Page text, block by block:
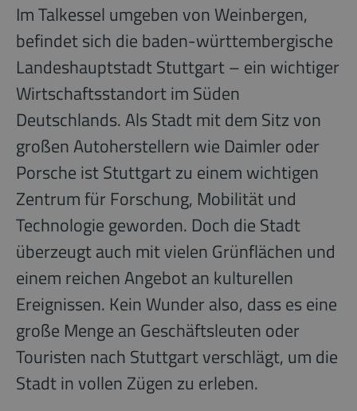
Im Talkessel umgeben von Weinbergen,
befindet sich die baden-württembergische
Landeshauptstadt Stuttgart – ein wichtiger
Wirtschaftsstandort im Süden
Deutschlands. Als Stadt mit dem Sitz von
großen Autoherstellern wie Daimler oder
Porsche ist Stuttgart zu einem wichtigen
Zentrum für Forschung, Mobilität und
Technologie geworden. Doch die Stadt
überzeugt auch mit vielen Grünflächen und
einem reichen Angebot an kulturellen
Ereignissen. Kein Wunder also, dass es eine
große Menge an Geschäftsleuten oder
Touristen nach Stuttgart verschlägt, um die
Stadt in vollen Zügen zu erleben.